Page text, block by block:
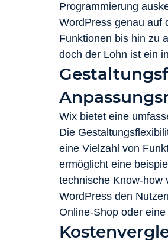
Programmierung
WordPress genau auf
Funktionen bis hin zu
doch der Lohn ist ein
Wix bietet eine
Die
eine Vielzahl von
ermöglicht eine
technische Know-how
WordPress den
Online-Shop oder